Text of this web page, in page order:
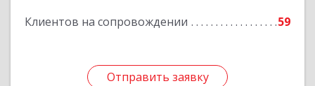
Клиентов на сопровождении 59
Отправить заявку
Отправить заявку